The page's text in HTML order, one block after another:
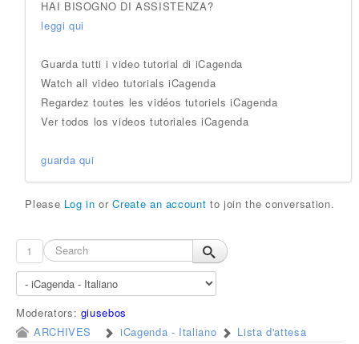
HAI BISOGNO DI ASSISTENZA?
leggi qui
Guarda tutti i video tutorial di iCagenda
Watch all video tutorials iCagenda
Regardez toutes les vidéos tutoriels iCagenda
Ver todos los videos tutoriales iCagenda
guarda qui
Please Log in orCreate an account to join the conversation.
1
Moderators: giusebos
ARCHIVES
iCagenda - Italiano Lista d'attesa